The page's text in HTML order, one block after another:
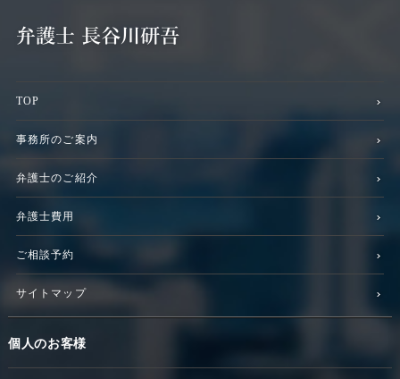
TOP
事務所のご案内
弁護士のご紹介
弁護士費用
ご相談予約
サイトマップ
個人のお客様